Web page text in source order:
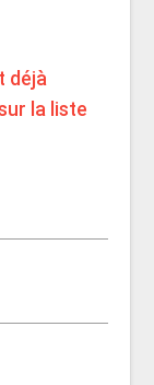
déjà
la liste